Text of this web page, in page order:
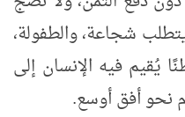
شجاعة، والطفولة،
يُقيم فيه الإنسان إلى
نحو أفق أوسع.